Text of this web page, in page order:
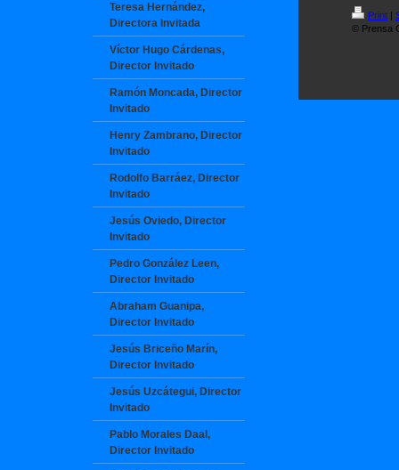
Teresa Hernández,
Directora Invitada
Víctor Hugo Cárdenas,
Director Invitado
Ramón Moncada, Director
Invitado
Henry Zambrano, Director
Invitado
Rodolfo Barráez, Director
Invitado
Jesús Oviedo, Director
Invitado
Pedro González Leen,
Director Invitado
Abraham Guanipa,
Director Invitado
Jesús Briceño Marín,
Director Invitado
Jesús Uzcátegui, Director
Invitado
Pablo Morales Daal,
Director Invitado
Print |
© Prensa